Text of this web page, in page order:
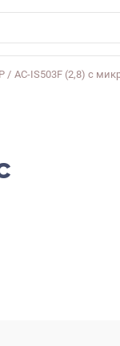
/ AC-IS503F (2,8) с